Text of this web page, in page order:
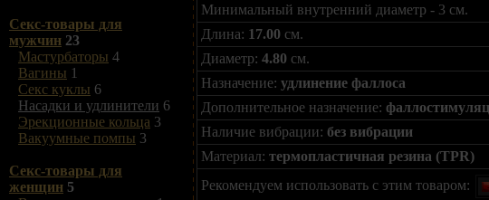
Секс-товары для
мужчин 23
Мастурбаторы 4
Вагины 1
Секс куклы 6
Насадки и удлинители 6
Эрекционные кольца 3
Вакуумные помпы 3
Секс-товары для
женщин 5
Минимальный внутренний диаметр - 3 см.
Длина: 17.00 см.
Диаметр: 4.80 см.
Назначение: удлинение фаллоса
Дополнительное назначение:
Наличие вибрации: без вибрации
Материал: термопластичная резина (TPR)
Рекомендуем использовать с этим товаром: